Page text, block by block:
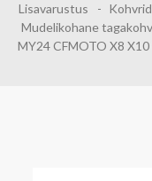
Lisavarustus
Mudelikohane
MY24 CFMOTO X8